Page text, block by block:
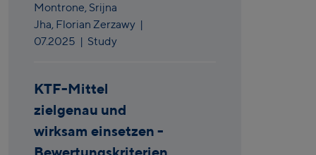
Montrone, Srijna
Jha, Florian Zerzawy |
07.2025 | Study
KTF-Mittel
zielgenau und
wirksam einsetzen -